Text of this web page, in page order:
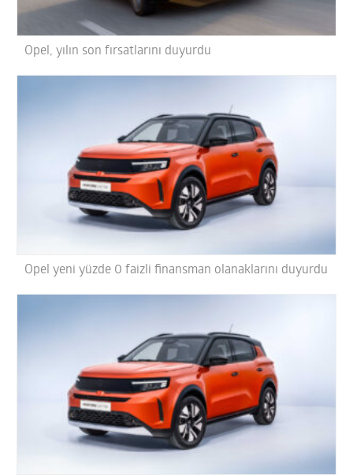
Opel, yılın son fırsatlarını duyurdu
Opel yeni yüzde 0 faizli finansman olanaklarını duyurdu